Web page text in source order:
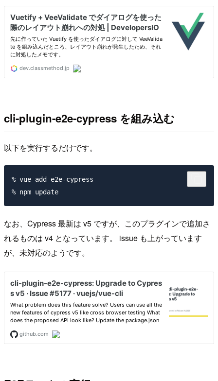
cli-plugin-e2e-cypress を組み込む
以下を実行するだけです。
% vue add e2e-cypress
なお、Cypress 最新は v5 ですが、このプラグインで追加さ
れるものは v4 となっています。 issue も上がっています
が、未対応のようです。